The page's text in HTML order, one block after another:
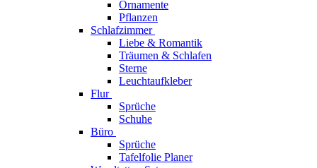
Ornamente
Pflanzen
Schlafzimmer
Liebe & Romantik
Träumen & Schlafen
Sterne
Leuchtaufkleber
Flur
Sprüche
Schuhe
Büro
Sprüche
Tafelfolie Planer